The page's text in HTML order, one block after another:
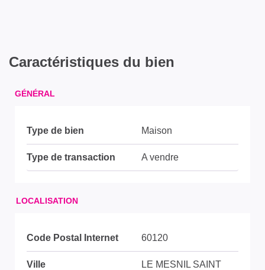
Caractéristiques du bien
GÉNÉRAL
Type de bien Maison
Type de transaction A vendre
LOCALISATION
Code Postal Internet 60120
Ville
LE MESNIL SAINT